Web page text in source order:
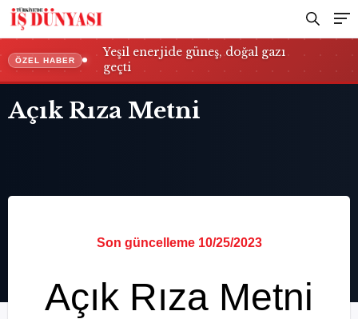
ÖZEL HABER
Yeşil enerjide güneş, doğal gazı
geçti
Açık Rıza Metni
Son güncelleme 10/25/2023
Açık Rıza Metni